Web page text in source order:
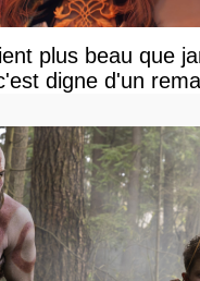
plus beau que
digne d'un